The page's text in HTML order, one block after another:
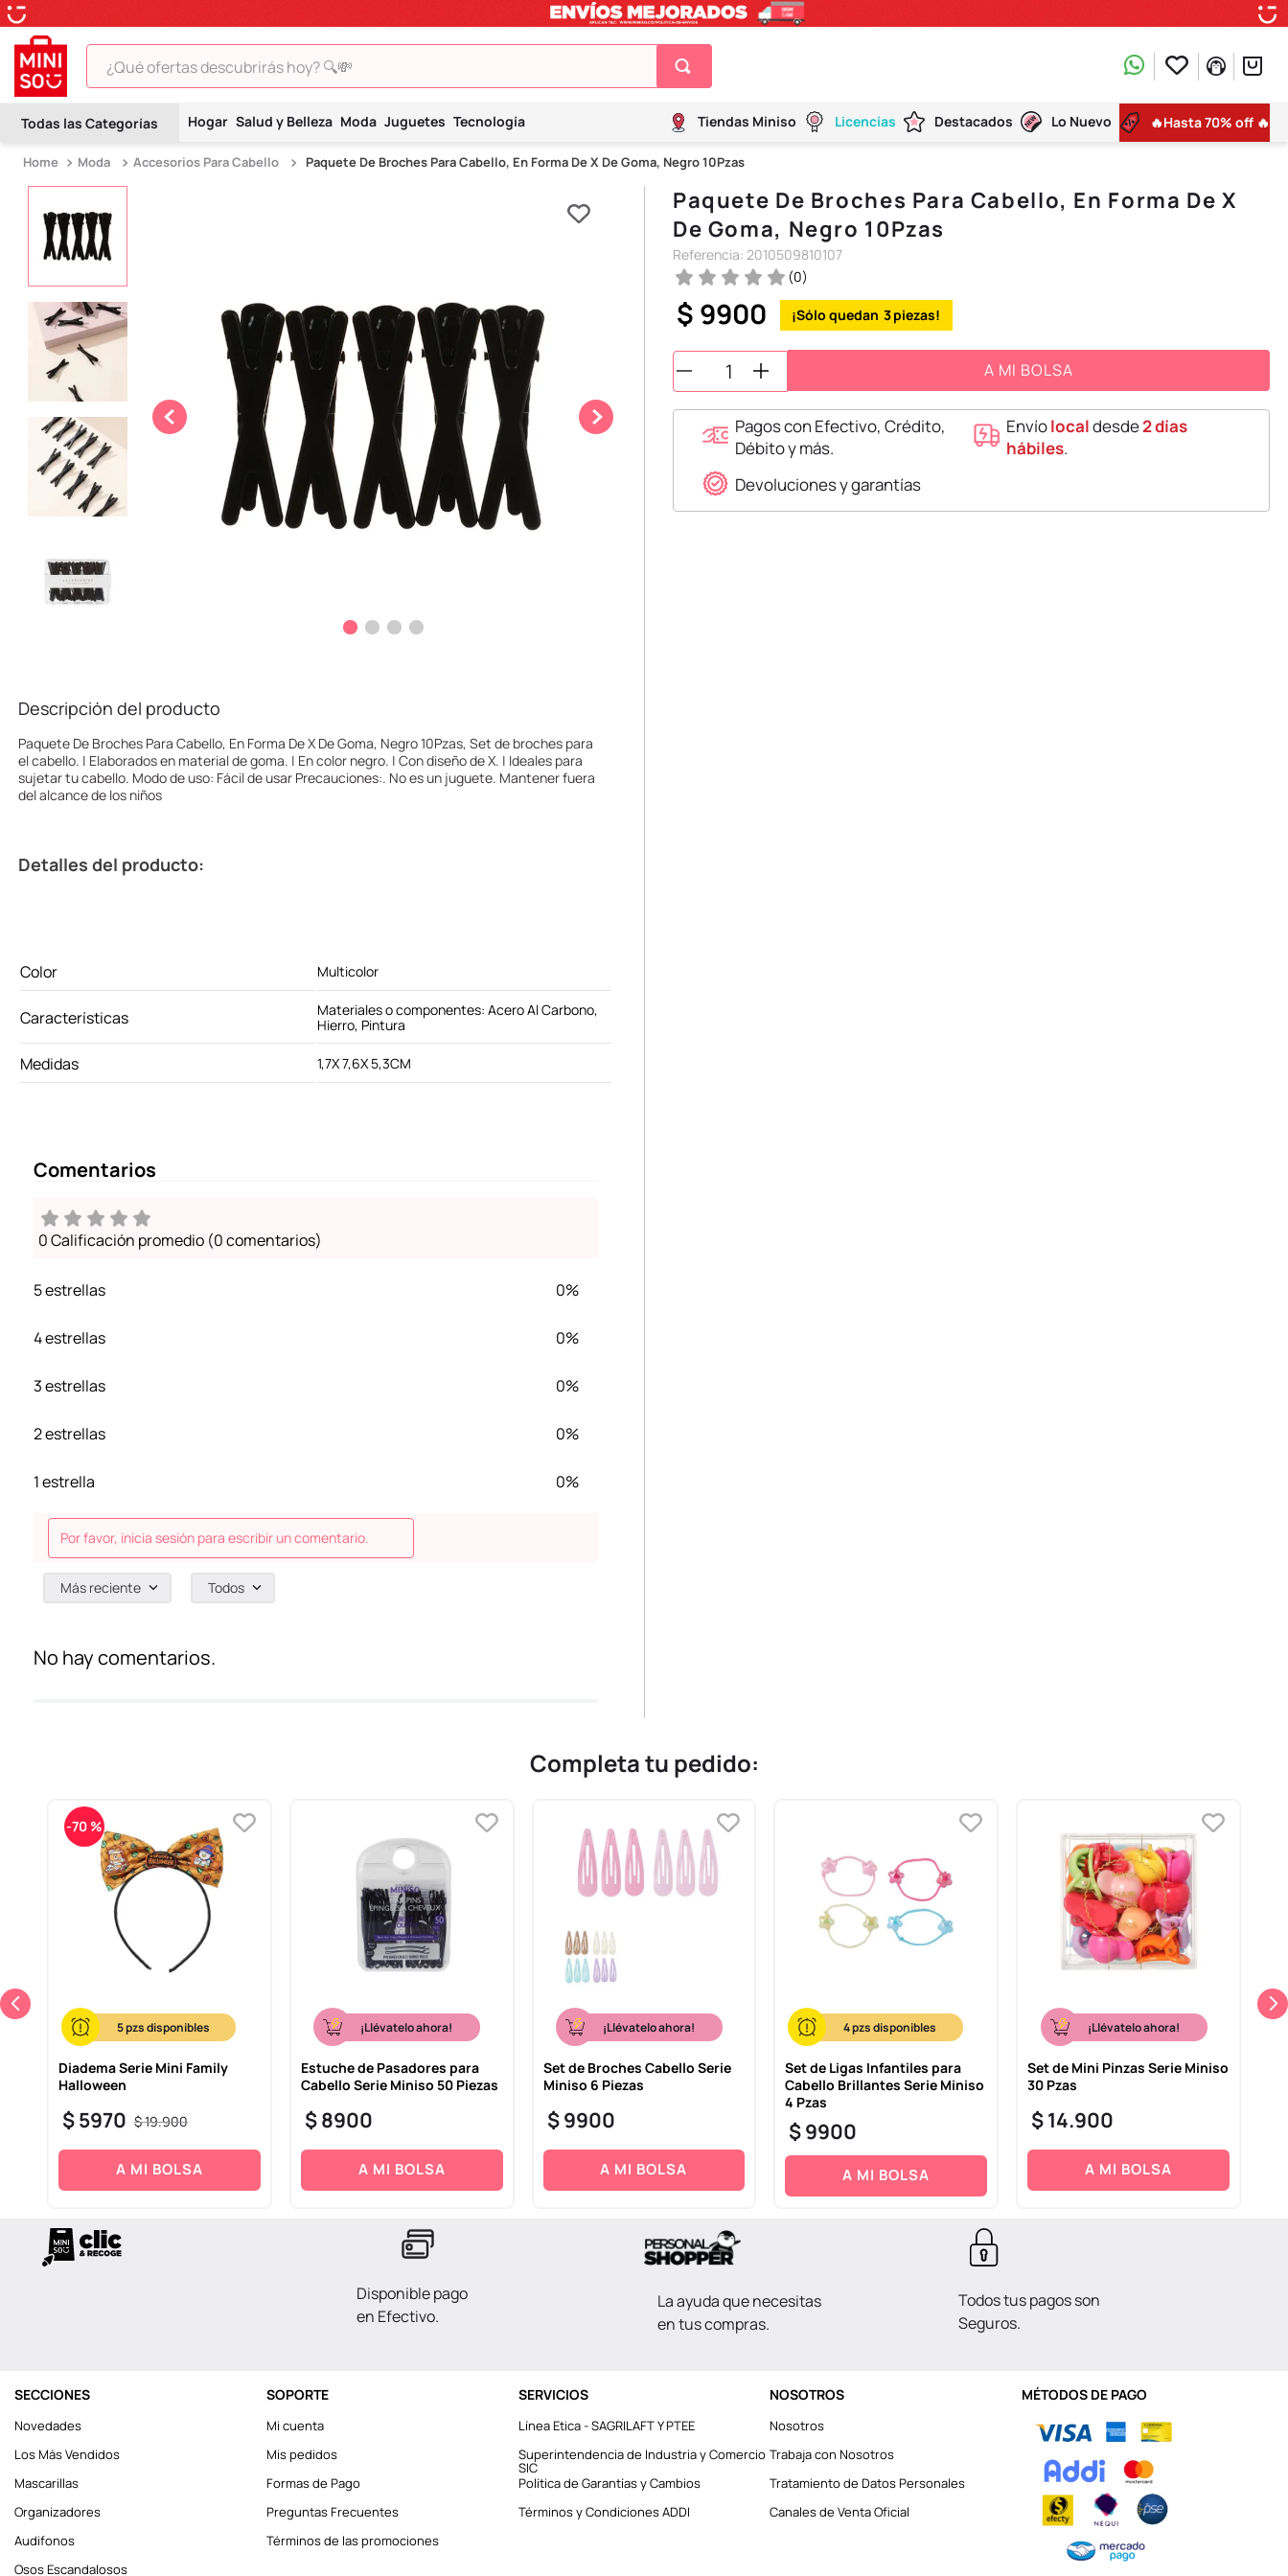
¿Qué ofertas descubrirás hoy? 🔍💸
Hogar Salud y Belleza Moda Juguetes Tecnología Tiendas Miniso Licencias Destacados Lo Nuevo 🔥Hasta 70% off 🔥
Moda Accesorios Para Cabello Paquete De Broches Para Cabello, En Forma De X De Goma, Negro 10Pzas
Descripción del producto
Paquete De Broches Para Cabello, En Forma De X De Goma, Negro 10Pzas, Set de broches para
el cabello. | Elaborados en material de goma. | En color negro. | Con diseño de X. | Ideales para
sujetar tu cabello. Modo de uso: Fácil de usar Precauciones:. No es un juguete. Mantener fuera
del alcance de los niños
Detalles del producto:
Color Multicolor
Características
Materiales o componentes: Acero Al Carbono,
Hierro, Pintura
Medidas 1,7X 7,6X 5,3CM
Comentarios
0 Calificación promedio (0 comentarios)
5 estrellas 0%
4 estrellas 0%
3 estrellas 0%
2 estrellas 0%
1 estrella 0%
Por favor, inicia sesión para escribir un comentario.
Más reciente Todos
No hay comentarios.
Paquete De Broches Para Cabello, En Forma De X
De Goma, Negro 10Pzas
Referencia: 2010509810107
(0)
$ 9900 3
A MI BOLSA
Pagos con Efectivo, Crédito,
Débito y más.
Envíolocaldesde2 días
hábiles.
Devoluciones y garantías
Completa tu pedido:
-70 %
5
Diadema Serie Mini Family
Halloween
$19.900
$5970
A MI BOLSA
¡Llévatelo ahora!
Estuche de Pasadores para
Cabello Serie Miniso 50 Piezas
$8900
A MI BOLSA
¡Llévatelo ahora!
Set de Broches Cabello Serie
Miniso 6 Piezas
$9900
A MI BOLSA
4
Set de Ligas Infantiles para
Cabello Brillantes Serie Miniso
4 Pzas
$9900
A MI BOLSA
¡Llévatelo ahora!
Set de Mini Pinzas Serie Miniso
30 Pzas
$14.900
A MI BOLSA
Disponible pago
en Efectivo.
La ayuda que necesitas
en tus compras.
Todos tus pagos son
Seguros.
SECCIONES
Novedades
Los Más Vendidos
Mascarillas
Organizadores
Audifonos
Osos Escandalosos
SOPORTE
Mi cuenta
Mis pedidos
Formas de Pago
Preguntas Frecuentes
Términos de las promociones
SERVICIOS
Línea Etica - SAGRILAFT Y PTEE
Superintendencia de Industria y Comercio
SIC
Política de Garantías y Cambios
Términos y Condiciones ADDI
NOSOTROS
Nosotros
Trabaja con Nosotros
Tratamiento de Datos Personales
Canales de Venta Oficial
MÉTODOS DE PAGO
TÉRMINOS MÁS BUSCADOS
2.
hello kitty
toy story
9.
one piece
.